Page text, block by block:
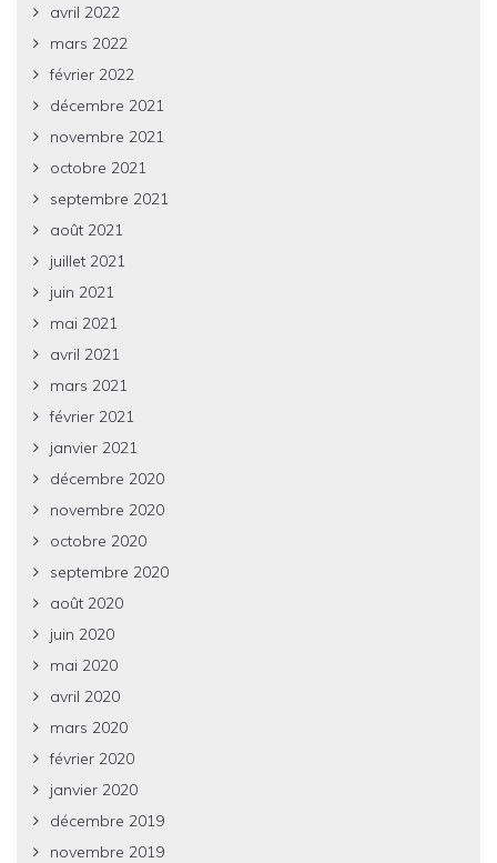
avril 2022
mars 2022
février 2022
décembre 2021
novembre 2021
octobre 2021
septembre 2021
août 2021
juillet 2021
juin 2021
mai 2021
avril 2021
mars 2021
février 2021
janvier 2021
décembre 2020
novembre 2020
octobre 2020
septembre 2020
août 2020
juin 2020
mai 2020
avril 2020
mars 2020
février 2020
janvier 2020
décembre 2019
novembre 2019